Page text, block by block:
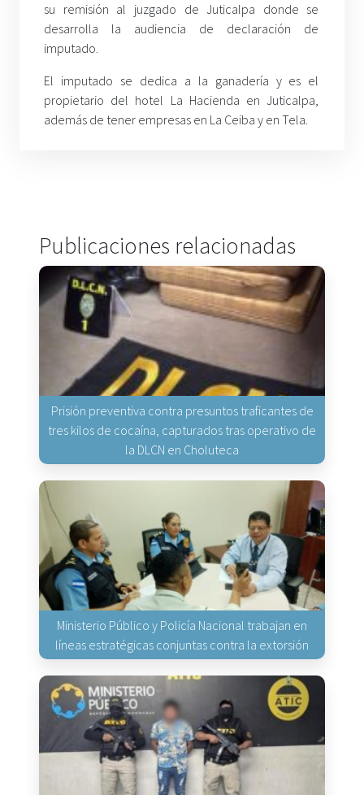
su remisión al juzgado de Juticalpa donde se
desarrolla la audiencia de declaración de
imputado.
El imputado se dedica a la ganadería y es el
propietario del hotel La Hacienda en Juticalpa,
además de tener empresas en La Ceiba y en Tela.
Publicaciones relacionadas
Prisión preventiva contra presuntos traficantes de
tres kilos de cocaína, capturados tras operativo de
la DLCN en Choluteca
Ministerio Público y Policía Nacional trabajan en
líneas estratégicas conjuntas contra la extorsión